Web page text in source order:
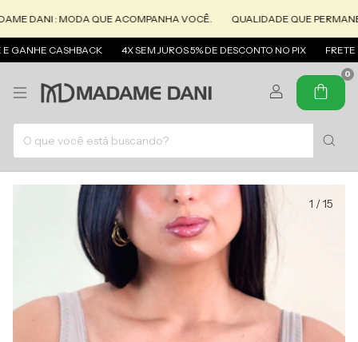
: MODA QUE ACOMPANHA VOCÊ. QUALIDADE QUE PERMANECE.
CASHBACK 4X SEM JUROS 5% DE DESCONTO NO PIX FRETE
0
1 /15